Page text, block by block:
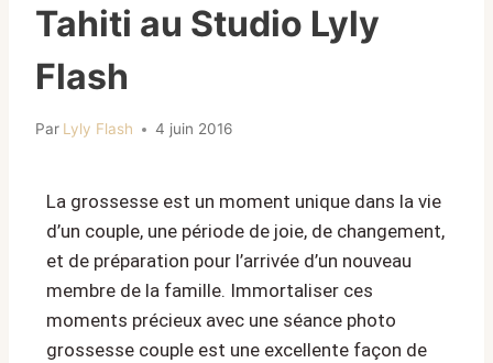
Tahiti au Studio Lyly
Flash
Par Lyly Flash 4 juin 2016
La grossesse est un moment unique dans la vie
d’un couple, une période de joie, de changement,
et de préparation pour l’arrivée d’un nouveau
membre de la famille. Immortaliser ces
moments précieux avec une séance photo
grossesse couple est une excellente façon de